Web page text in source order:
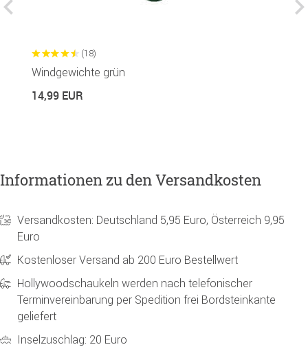
(18)
Windgewichte grün
14,99 EUR
Informationen zu den Versandkosten
Versandkosten: Deutschland 5,95 Euro, Österreich 9,95
Euro
Kostenloser Versand ab 200 Euro Bestellwert
Hollywoodschaukeln werden nach telefonischer
Terminvereinbarung per Spedition frei Bordsteinkante
geliefert
Inselzuschlag: 20 Euro